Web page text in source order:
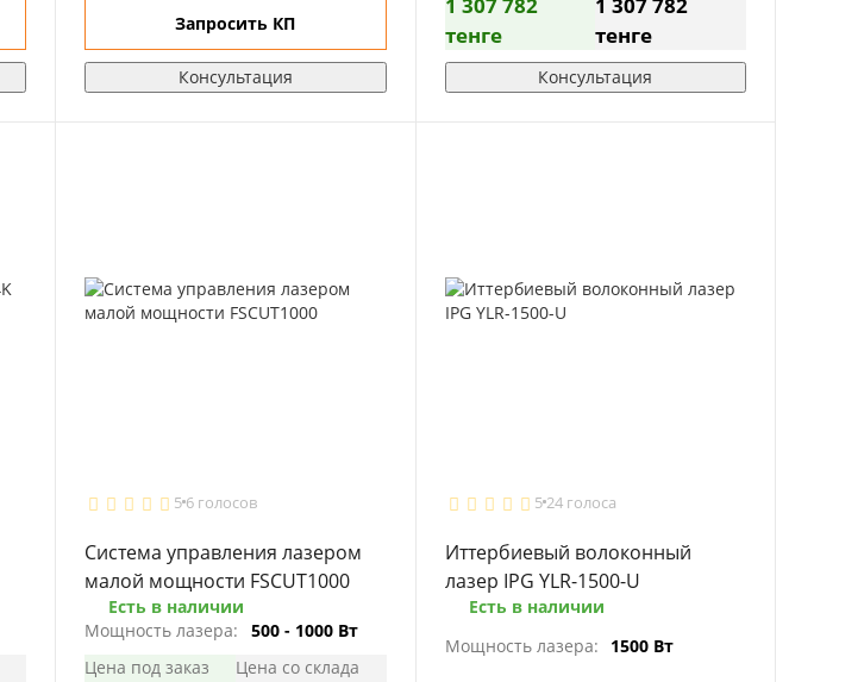
Запросить КП
Консультация
тенге
тенге
Консультация
5 6 голосов
Система управления лазером
малой мощности FSCUT1000
Есть в наличии
Мощность лазера:
500 - 1000 Вт
Цена под заказ
Цена со склада
524 голоса
Иттербиевый волоконный
лазер IPG YLR-1500-U
Есть в наличии
Мощность лазера:
1500 Вт